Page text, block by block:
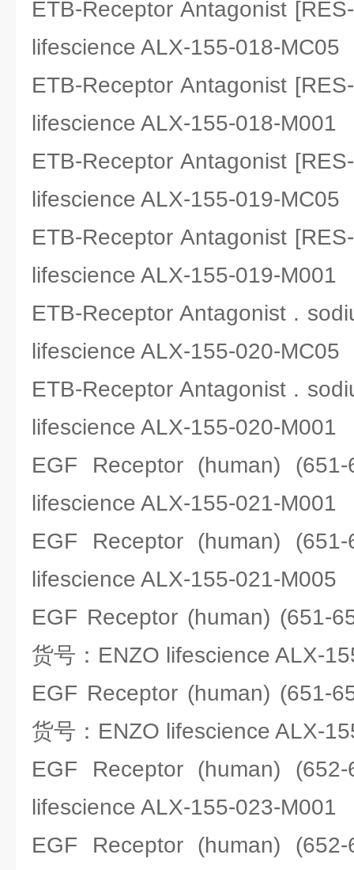
ETB-Receptor Antagonist
lifescience ALX-155-018-MC05
ETB-Receptor Antagonist
lifescience ALX-155-018-M001
ETB-Receptor Antagonist
lifescience ALX-155-019-MC05
ETB-Receptor Antagonist
lifescience ALX-155-019-M001
ETB-Receptor Antagonist .
lifescience ALX-155-020-MC05
ETB-Receptor Antagonist .
lifescience ALX-155-020-M001
EGF Receptor (human)
lifescience ALX-155-021-M001
EGF Receptor (human)
lifescience ALX-155-021-M005
EGF Receptor (human) (651-
货号：ENZO lifescience ALX-
EGF Receptor (human) (651-
货号：ENZO lifescience ALX-
EGF Receptor (human)
lifescience ALX-155-023-M001
EGF Receptor (human)